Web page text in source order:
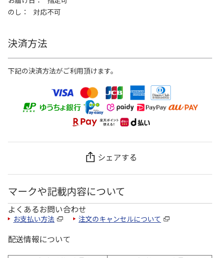
のし
対応不可
決済方法
下記の決済方法がご利用頂けます。
シェアする
マークや記載内容について
よくあるお問い合わせ
お支払い方法 注文のキャンセルについて
配送情報について